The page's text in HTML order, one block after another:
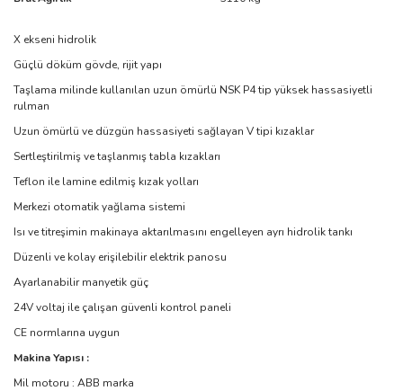
X ekseni hidrolik
Güçlü döküm gövde, rijit yapı
Taşlama milinde kullanılan uzun ömürlü NSK P4 tip yüksek hassasiyetli
rulman
Uzun ömürlü ve düzgün hassasiyeti sağlayan V tipi kızaklar
Sertleştirilmiş ve taşlanmış tabla kızakları
Teflon ile lamine edilmiş kızak yolları
Merkezi otomatik yağlama sistemi
Isı ve titreşimin makinaya aktarılmasını engelleyen ayrı hidrolik tankı
Düzenli ve kolay erişilebilir elektrik panosu
Ayarlanabilir manyetik güç
24V voltaj ile çalışan güvenli kontrol paneli
CE normlarına uygun
Makina Yapısı :
Mil motoru : ABB marka